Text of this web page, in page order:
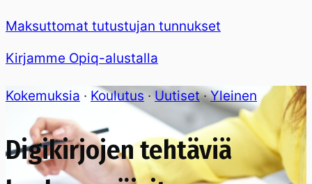
Maksuttomat tutustujan tunnukset
Kirjamme Opiq-alustalla
Kokemuksia · Koulutus · Uutiset·Yleinen
Digikirjojen tehtäviä